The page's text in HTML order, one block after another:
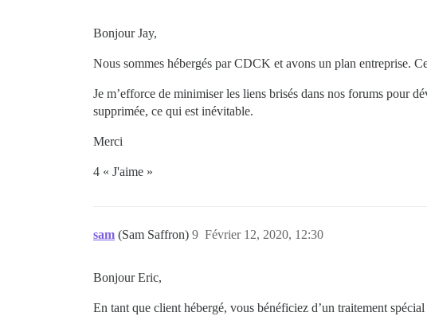
Bonjour Jay,
Nous sommes hébergés par CDCK et avons un plan entreprise.
Je m’efforce de minimiser les liens brisés dans nos forums pour
supprimée, ce qui est inévitable.
Merci
4 « J'aime »
sam (Sam Saffron) Février 12, 2020, 12:30
9
Bonjour Eric,
En tant que client hébergé, vous bénéficiez d’un traitement